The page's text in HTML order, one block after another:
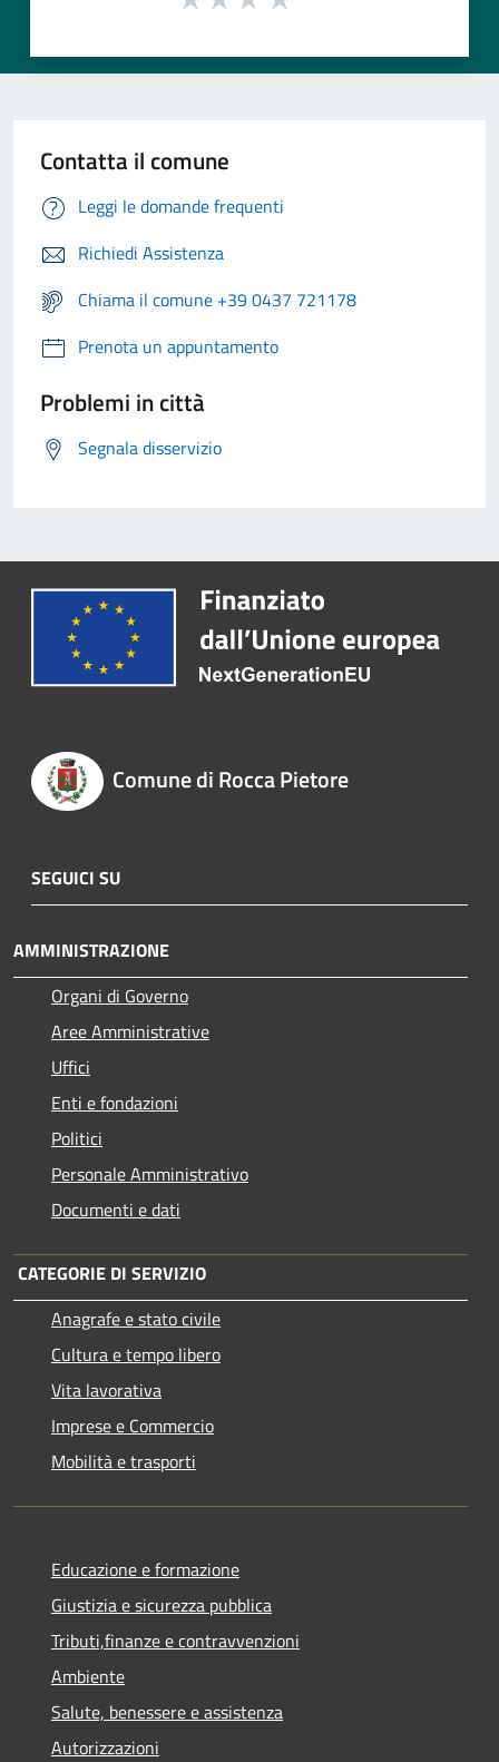
Contatta il comune
Leggi le domande frequenti
Richiedi Assistenza
Chiama il comune +39 0437 721178
Prenota un appuntamento
Problemi in città
Segnala disservizio
Comune di Rocca Pietore
SEGUICI SU
AMMINISTRAZIONE
Organi di Governo
Aree Amministrative
Uffici
Enti e fondazioni
Politici
Personale Amministrativo
Documenti e dati
CATEGORIE DI SERVIZIO
Anagrafe e stato civile
Cultura e tempo libero
Vita lavorativa
Imprese e Commercio
Mobilità e trasporti
Educazione e formazione
Giustizia e sicurezza pubblica
Tributi,finanze e contravvenzioni
Ambiente
Salute, benessere e assistenza
Autorizzazioni